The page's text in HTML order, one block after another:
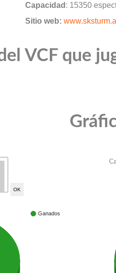
Capacidad : 15350
Sitio web:
VCF que
Ganados